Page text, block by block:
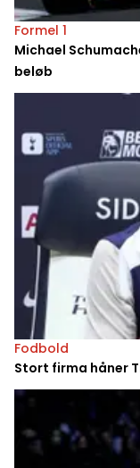
Formel 1
Michael
beløb
Fodbold
Stort firma håner